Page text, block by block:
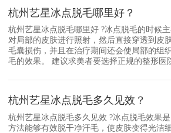
杭州艺星冰点脱毛哪里好？
杭州艺星冰点脱毛哪里好 ?冰点脱毛的时候
对局部的皮肤进行照射，然后直接穿透到皮
毛囊损伤，并且在治疗期间还会使局部的组
毛的效果。 建议求美者要选择正规的整形医
杭州艺星冰点脱毛多久见效？
杭州艺星冰点脱毛多久见效 ?冰点脱毛效果
方法能够有效脱干净汗毛，使皮肤变得光洁